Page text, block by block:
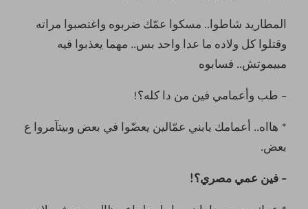
المطاريد شاطوا.. مسكوا عمّك ضربوه واغتصبوا مراته
وقتلوا كل ولاده ما عدا واحد بس.. مهما يعذبوا فيه
مبيموتش.. فسابوه
– طب وأعمامي فين من دا كله؟!
* هااه.. أعمامك يابني عمّالين يعضّوا في بعض وبيتآمروا ع
بعض.
– فين عمي مصري؟!